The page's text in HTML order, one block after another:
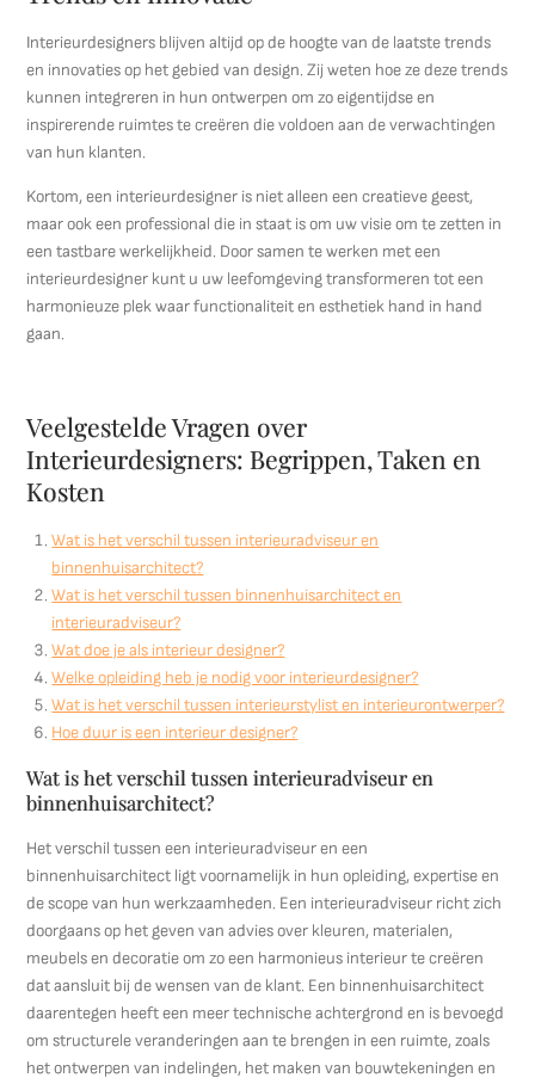
Interieurdesigners blijven altijd op de hoogte van de laatste trends
en innovaties op het gebied van design. Zij weten hoe ze deze trends
kunnen integreren in hun ontwerpen om zo eigentijdse en
inspirerende ruimtes te creëren die voldoen aan de verwachtingen
van hun klanten.
Kortom, een interieurdesigner is niet alleen een creatieve geest,
maar ook een professional die in staat is om uw visie om te zetten in
een tastbare werkelijkheid. Door samen te werken met een
interieurdesigner kunt u uw leefomgeving transformeren tot een
harmonieuze plek waar functionaliteit en esthetiek hand in hand
gaan.
Veelgestelde Vragen over
Interieurdesigners: Begrippen, Taken en
Kosten
Wat is het verschil tussen interieuradviseur en
binnenhuisarchitect?
Wat is het verschil tussen binnenhuisarchitect en
interieuradviseur?
Wat doe je als interieur designer?
Welke opleiding heb je nodig voor interieurdesigner?
Wat is het verschil tussen interieurstylist en interieurontwerper?
Hoe duur is een interieur designer?
Wat is het verschil tussen interieuradviseur en
binnenhuisarchitect?
Het verschil tussen een interieuradviseur en een
binnenhuisarchitect ligt voornamelijk in hun opleiding, expertise en
de scope van hun werkzaamheden. Een interieuradviseur richt zich
doorgaans op het geven van advies over kleuren, materialen,
meubels en decoratie om zo een harmonieus interieur te creëren
dat aansluit bij de wensen van de klant. Een binnenhuisarchitect
daarentegen heeft een meer technische achtergrond en is bevoegd
om structurele veranderingen aan te brengen in een ruimte, zoals
het ontwerpen van indelingen, het maken van bouwtekeningen en